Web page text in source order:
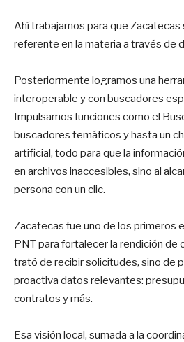
Ahí trabajamos para que Zacatecas
referente en la materia a través de
Posteriormente logramos una
interoperable y con buscadores
Impulsamos funciones como el
buscadores temáticos y hasta un
artificial, todo para que la
en archivos inaccesibles, sino al
persona con un clic.
Zacatecas fue uno de los primeros
PNT para fortalecer la rendición de
trató de recibir solicitudes, sino de
proactiva datos relevantes:
contratos y más.
Esa visión local, sumada a la